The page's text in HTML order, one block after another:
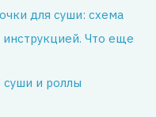
для суши: схема
Что еще
и роллы